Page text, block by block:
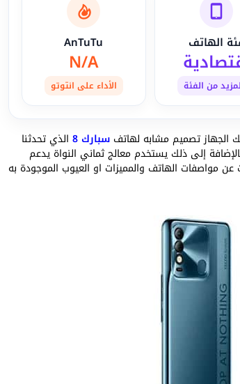
الهاتف
من الفئة
AnTuTu
N/A
الأداء على انتوتو
الجهاز تصميم مشابه لهاتف سبارك 8 الذي تحدثنا
الأمامية. بالإضافة إلى ذلك يستخدم معالج ثماني النواة يدعم
مواصفات الهاتف والمميزات او العيوب الموجودة به